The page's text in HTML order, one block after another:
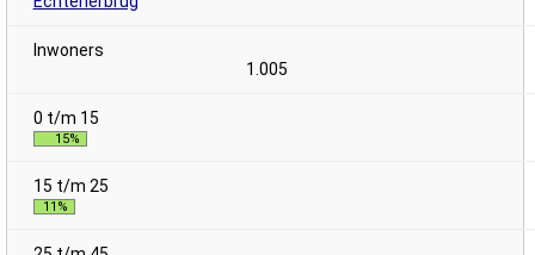
1.005
15%
11%